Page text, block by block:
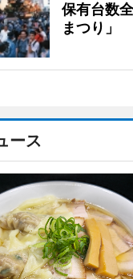
保有台数
まつり」
ース